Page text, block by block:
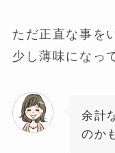
ただ正直な事を
少し薄味になっ
余計
のか